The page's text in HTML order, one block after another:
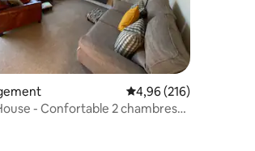
sur la base de 54 commentaires : 5 sur 5
Évaluation moyenne
4,96 (216)
- Confortable 2 chambres